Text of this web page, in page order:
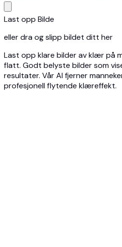
Last opp Bilde
eller dra og slipp bildet ditt her
Last opp klare bilder av klær på
flatt. Godt belyste bilder som
resultater. Vår AI fjerner
profesjonell flytende klæreffekt.